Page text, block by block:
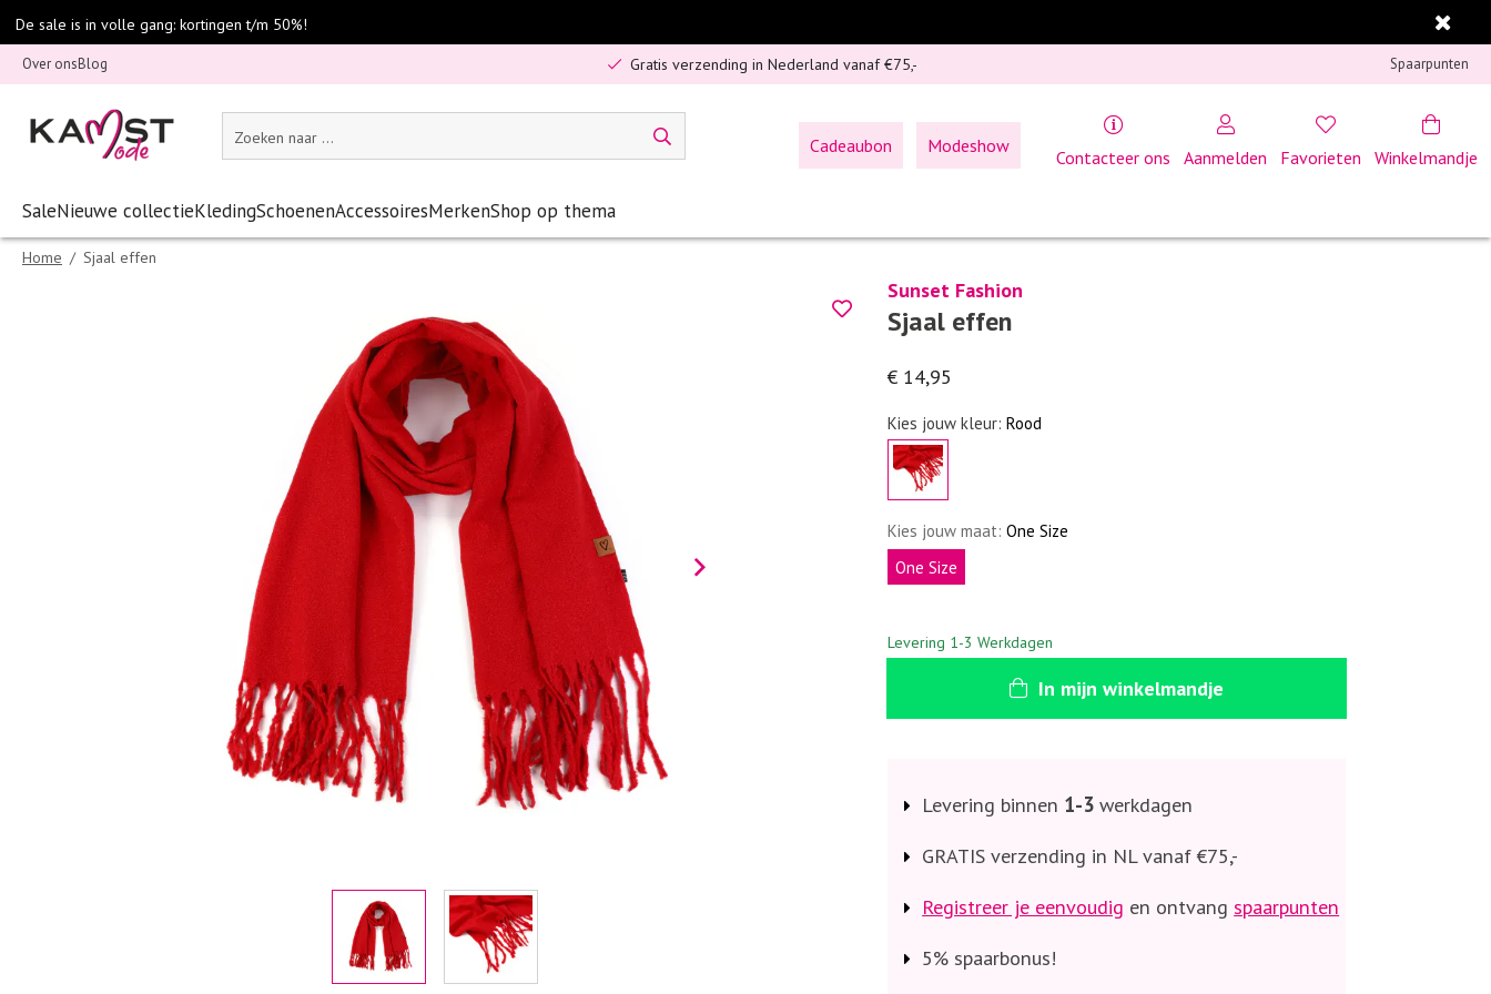
De sale is in volle gang: kortingen t/m 50%!
Over onsBlog
Gratis verzending in Nederland vanaf €75,-
Spaarpunten
Winkelmandje
Cadeaubon Modeshow
Contacteer ons Aanmelden Favorieten
SaleNieuwe collectieKledingSchoenenAccessoiresMerkenShop op thema
Home / Sjaal effen
Sunset Fashion
Sjaal effen
€ 14,95
Kies jouw kleur:Rood
Kies jouw maat:One Size
One Size
Levering 1-3 Werkdagen
In mijn winkelmandje
Levering binnen 1-3werkdagen
GRATIS verzending in NL vanaf €75,-
Registreer je eenvoudig en ontvangspaarpunten
5% spaarbonus!